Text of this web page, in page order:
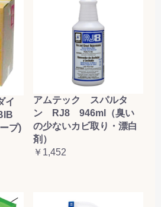
イ
プ)
アムテック スパルタ
ン RJ8 946ml（臭い
の少ないカビ取り・漂白
剤）
￥1,452